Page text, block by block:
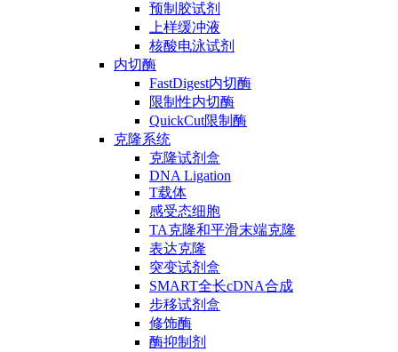
预制胶试剂
上样缓冲液
核酸电泳试剂
内切酶
FastDigest内切酶
限制性内切酶
QuickCut限制酶
克隆系统
克隆试剂盒
DNA Ligation
T载体
感受态细胞
TA克隆和平滑末端克隆
表达克隆
突变试剂盒
SMART全长cDNA合成
步移试剂盒
修饰酶
酶抑制剂